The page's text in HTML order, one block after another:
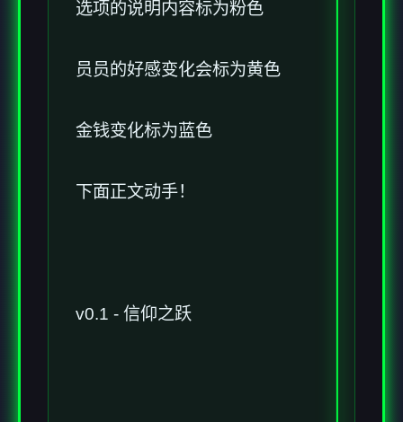
选项的说明内容标为粉色
员员的好感变化会标为黄色
金钱变化标为蓝色
下面正文动手！
v0.1 - 信仰之跃